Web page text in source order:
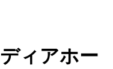
ディアホー